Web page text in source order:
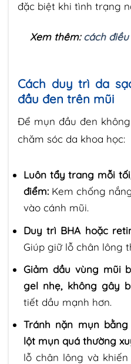
đặc biệt khi tình trạng
Xem thêm:cách
Cách duy trì da
đầu đen trên mũi
Để mụn đầu đen
chăm sóc da khoa học:
Luôn tẩy trang mỗi
điểm: Kem chống
vào cánh mũi.
Duy trì BHA hoặc
Giúp giữ lỗ chân lông
Giảm dầu vùng mũi
gel nhẹ, không gây
tiết dầu mạnh hơn.
Tránh nặn mụn
lột mụn quá thường
lỗ chân lông và